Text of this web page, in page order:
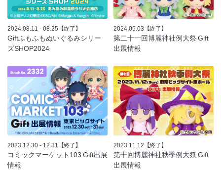
2024.08.11 - 08.25 【終了】
Giftふもふもぬいぐるみシリー
ズSHOP2024
2024.05.03 【終了】
第二十一回博麗神社例大祭 Gift
出展情報
2023.12.30 - 12.31 【終了】
コミックマーケット103 Gift出展
情報
2023.11.12 【終了】
第十回博麗神社秋季例大祭 Gift
出展情報